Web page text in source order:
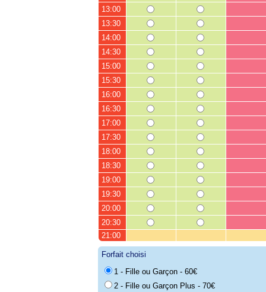
13:00
13:30
14:00
14:30
15:00
15:30
16:00
16:30
17:00
17:30
18:00
18:30
19:00
19:30
20:00
20:30
21:00
Forfait choisi
1 - Fille ou Garçon - 60€
2 - Fille ou Garçon Plus - 70€